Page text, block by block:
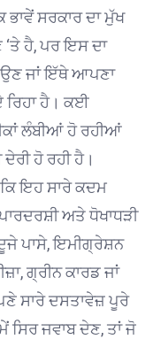
ਭਾਵੇਂ ਸਰਕਾਰ ਦਾ ਮੁੱਖ
ਹੈ, ਪਰ ਇਸ ਦਾ
ਜਾਂ ਇੱਥੇ ਆਪਣਾ
ਰਿਹਾ ਹੈ। ਕਈ
ਲੰਬੀਆਂ ਹੋ ਰਹੀਆਂ
ਹੋ ਰਹੀ ਹੈ।
ਕਿ ਇਹ ਸਾਰੇ ਕਦਮ
ਅਤੇ ਧੋਖਾਧੜੀ
ਪਾਸੇ, ਇਮੀਗ੍ਰੇਸ਼ਨ
ਗ੍ਰੀਨ ਕਾਰਡ ਜਾਂ
ਸਾਰੇ ਦਸਤਾਵੇਜ਼ ਪੂਰੇ
ਸਿਰ ਜਵਾਬ ਦੇਣ, ਤਾਂ ਜੋ